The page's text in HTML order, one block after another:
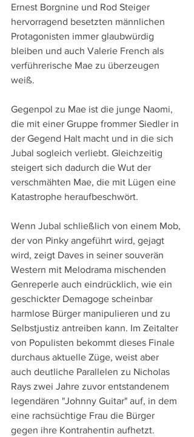
Ernest Borgnine und Rod Steiger
hervorragend besetzten männlichen
Protagonisten immer glaubwürdig
bleiben und auch Valerie French als
verführerische Mae zu überzeugen
weiß.
Gegenpol zu Mae ist die junge Naomi,
die mit einer Gruppe frommer Siedler in
der Gegend Halt macht und in die sich
Jubal sogleich verliebt. Gleichzeitig
steigert sich dadurch die Wut der
verschmähten Mae, die mit Lügen eine
Katastrophe heraufbeschwört.
Wenn Jubal schließlich von einem Mob,
der von Pinky angeführt wird, gejagt
wird, zeigt Daves in seiner souverän
Western mit Melodrama mischenden
Genreperle auch eindrücklich, wie ein
geschickter Demagoge scheinbar
harmlose Bürger manipulieren und zu
Selbstjustiz antreiben kann. Im Zeitalter
von Populisten bekommt dieses Finale
durchaus aktuelle Züge, weist aber
auch deutliche Parallelen zu Nicholas
Rays zwei Jahre zuvor entstandenem
legendären "Johnny Guitar" auf, in dem
eine rachsüchtige Frau die Bürger
gegen ihre Kontrahentin aufhetzt.